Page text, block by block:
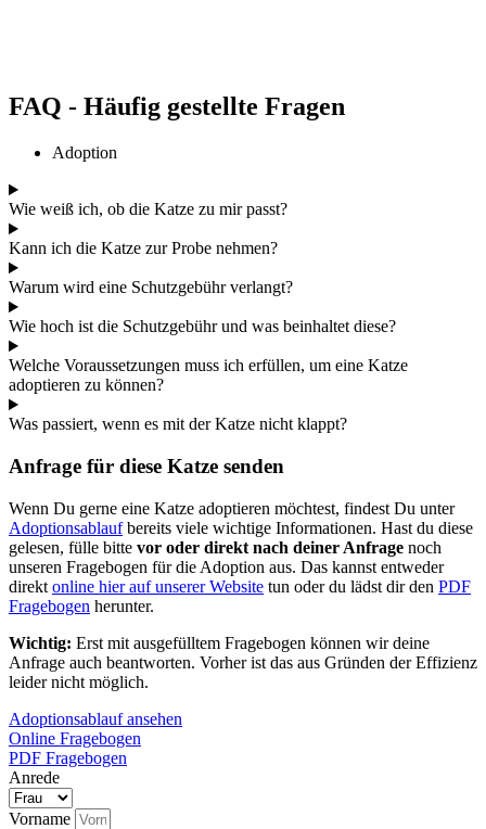
FAQ - Häufig gestellte Fragen
Adoption
Wie weiß ich, ob die Katze zu mir passt?
Kann ich die Katze zur Probe nehmen?
Warum wird eine Schutzgebühr verlangt?
Wie hoch ist die Schutzgebühr und was beinhaltet diese?
Welche Voraussetzungen muss ich erfüllen, um eine Katze
adoptieren zu können?
Was passiert, wenn es mit der Katze nicht klappt?
Anfrage für diese Katze senden
Wenn Du gerne eine Katze adoptieren möchtest, findest Du unter
Adoptionsablaufbereits viele wichtige Informationen. Hast du diese
gelesen, fülle bitte vor oder direkt nach deiner Anfrage noch
unseren Fragebogen für die Adoption aus. Das kannst entweder
direkt online hier auf unserer Website tun oder du lädst dir den PDF
Fragebogen herunter.
Wichtig: Erst mit ausgefülltem Fragebogen können wir deine
Anfrage auch beantworten. Vorher ist das aus Gründen der Effizienz
leider nicht möglich.
Adoptionsablauf ansehen
Online Fragebogen
PDF Fragebogen
Anrede
Vorname